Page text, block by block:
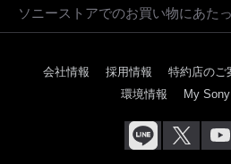
ソニーストアでのお買い物にあた
会社情報 採用情報 特約店のご
環境情報
My